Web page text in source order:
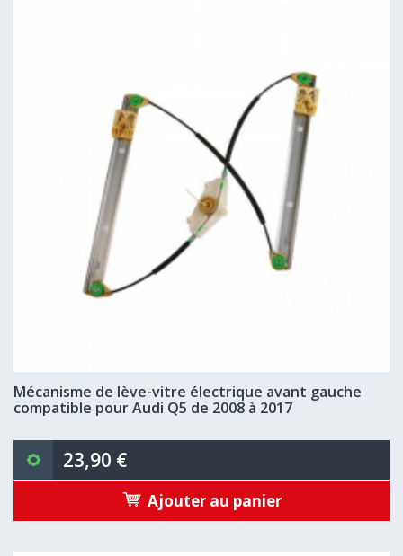
Mécanisme de lève-vitre électrique avant gauche
compatible pour Audi Q5 de 2008 à 2017
23,90 €
Ajouter au panier